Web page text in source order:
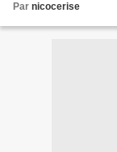
Par nicocerise